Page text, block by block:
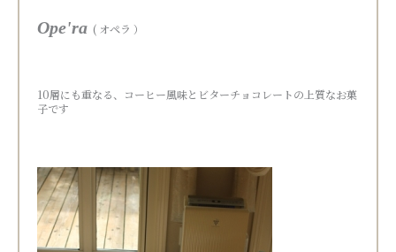
Ope'ra ( オペラ ）
10層にも重なる、コーヒー風味とビターチョコレートの上質なお菓
子です